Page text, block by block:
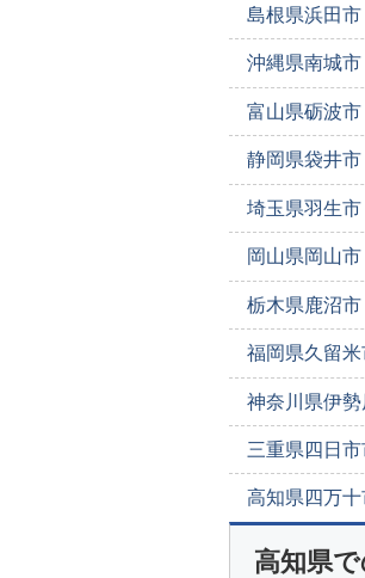
島根県浜田
沖縄県南城
富山県砺波
静岡県袋井
埼玉県羽生
岡山県岡山
栃木県鹿沼
福岡県久留
神奈川県伊
三重県四日
高知県四万
高知県